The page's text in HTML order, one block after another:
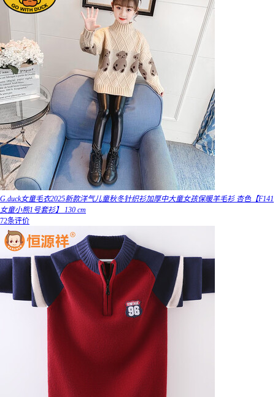
G.duck女童毛衣2025新款洋气儿童秋冬针织衫加厚中大童女孩保暖羊毛衫 杏色【F141
女童小熊1号套衫】 130 cm
72条评价